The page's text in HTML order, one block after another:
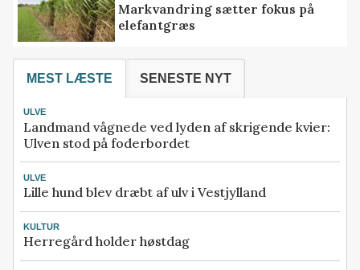
Markvandring sætter fokus på
elefantgræs
MEST LÆSTE SENESTE NYT
ULVE
Landmand vågnede ved lyden af skrigende kvier:
Ulven stod på foderbordet
ULVE
Lille hund blev dræbt af ulv i Vestjylland
KULTUR
Herregård holder høstdag